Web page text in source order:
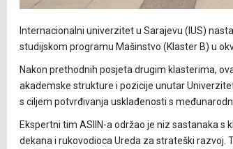
Internacionalni univerzitet u Sarajevu (IUS)
studijskom programu Mašinstvo (Klaster B) u
Nakon prethodnih posjeta drugim klasterima,
akademske strukture i pozicije unutar
s ciljem potvrđivanja usklađenosti s
Ekspertni tim ASIIN-a održao je niz sastanaka
dekana i rukovodioca Ureda za strateški